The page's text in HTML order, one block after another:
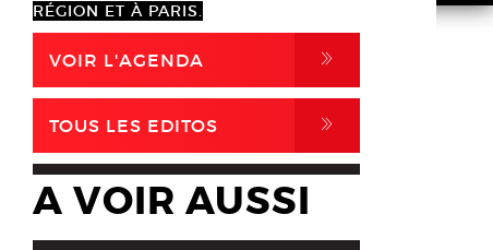
RÉGION ET À PARIS.
VOIR L'AGENDA ,
TOUS LES EDITOS ,
A VOIR AUSSI